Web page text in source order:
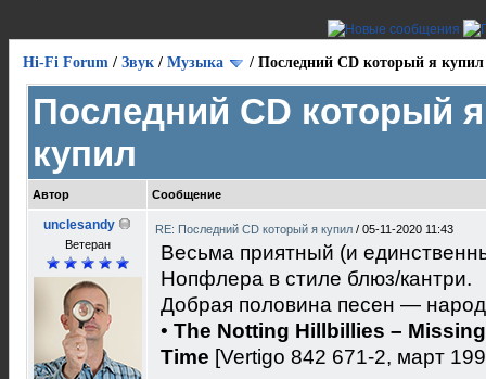
Hi-Fi Forum / Звук / Музыка / Последний CD который я купил
Последний CD который я
купил
Автор Сообщение
unclesandy
Ветеран
RE: Последний CD который я купил / 05-11-2020 11:43
Весьма приятный (и
Нопфлера в стиле блюз/кантри.
Добрая половина песен —
• The Notting Hillbillies ‎–
Time [Vertigo 842 671-2, март